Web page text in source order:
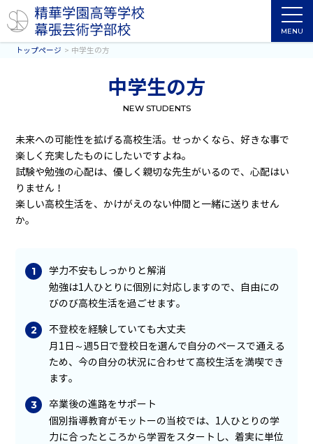
MENU
トップページ 中学生の方
中学生の方
NEW STUDENTS
未来への可能性を拡げる高校生活。せっかくなら、好きな事で
楽しく充実したものにしたいですよね。
試験や勉強の心配は、優しく親切な先生がいるので、心配はい
りません！
楽しい高校生活を、かけがえのない仲間と一緒に送りません
か。
学力不安もしっかりと解消
勉強は1人ひとりに個別に対応しますので、自由にの
びのび高校生活を過ごせます。
不登校を経験していても大丈夫
月1日～週5日で登校日を選んで自分のペースで通える
ため、今の自分の状況に合わせて高校生活を満喫でき
ます。
卒業後の進路をサポート
個別指導教育がモットーの当校では、1人ひとりの学
力に合ったところから学習をスタートし、着実に単位